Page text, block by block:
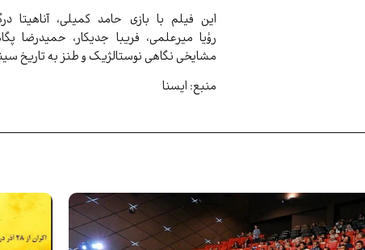
این فیلم با بازی حامد کمیلی،
رؤیا میرعلمی، فریبا جدیکار، حمیدرضا
مشایخی نگاهی نوستالژیک و طنز به تاریخ
منبع: ایسنا